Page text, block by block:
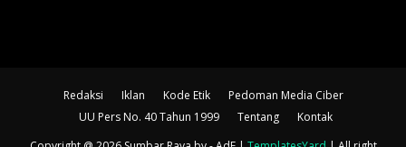
Redaksi Iklan Kode Etik
Pedoman Media Ciber
UU Pers No. 40 Tahun 1999
Tentang
Kontak